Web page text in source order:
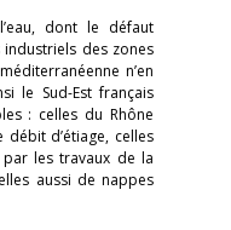
dont le défaut
des zones
n’en
le Sud-Est français
: celles du Rhône
d’étiage, celles
les travaux de la
aussi de nappes